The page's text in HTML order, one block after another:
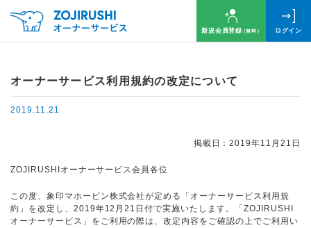
新規会員登録（無料） ログイン
オーナーサービス利用規約の改定について
2019.11.21
掲載日：2019年11月21日
ZOJIRUSHIオーナーサービス会員各位
この度、象印マホービン株式会社が定める「オーナーサービス利用規
約」を改定し、2019年12月21日付で実施いたします。「ZOJIRUSHI
オーナーサービス」をご利用の際は、改定内容をご確認の上でご利用い